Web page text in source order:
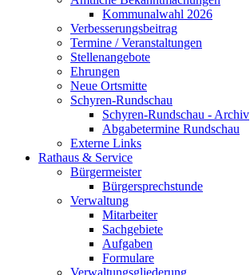
Kommunalwahl 2026
Verbesserungsbeitrag
Termine / Veranstaltungen
Stellenangebote
Ehrungen
Neue Ortsmitte
Schyren-Rundschau
Schyren-Rundschau - Archiv
Abgabetermine Rundschau
Externe Links
Rathaus & Service
Bürgermeister
Bürgersprechstunde
Verwaltung
Mitarbeiter
Sachgebiete
Aufgaben
Formulare
Verwaltungsgliederung